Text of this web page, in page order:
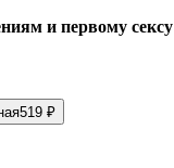
и первому сексу
519 ₽